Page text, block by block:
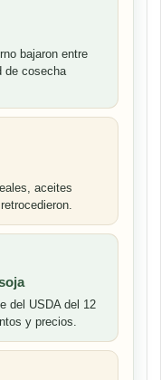
bajaron entre
de cosecha
aceites
del USDA del 12
y precios.